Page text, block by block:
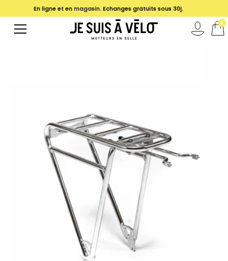
En ligne et enmagasin. Echanges gratuits sous 30j.
0